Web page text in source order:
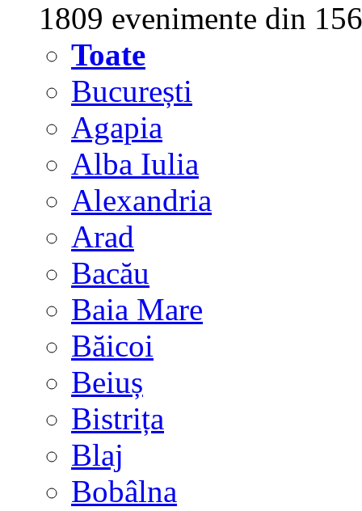
1809 evenimente din
Toate
București
Agapia
Alba Iulia
Alexandria
Arad
Bacău
Baia Mare
Băicoi
Beiuș
Bistrița
Blaj
Bobâlna